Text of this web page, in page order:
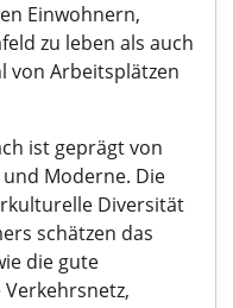
Einwohnern,
zu leben als auch
von Arbeitsplätzen
ist geprägt von
Moderne. Die
Diversität
schätzen das
die gute